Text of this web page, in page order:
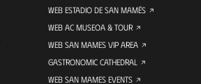
WEB ESTADIO DE SAN MAMÉS
WEB AC MUSEOA & TOUR
WEB SAN MAMES VIP AREA
GASTRONOMIC CATHEDRAL
WEB SAN MAMES EVENTS